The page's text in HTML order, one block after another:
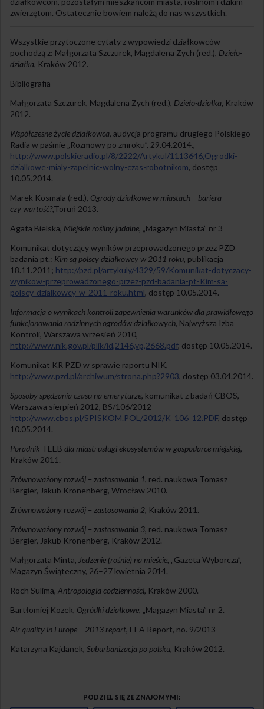
zwierzętom. Ostatecznie bowiem należą do nas wszystkich.
Wszystkie przytoczone cytaty z wypowiedzi działkowców
pochodzą z: Małgorzata Szczurek, Magdalena Zych (red.), Dzieło-
działka, Kraków 2012.
Bibliografia
Małgorzata Szczurek, Magdalena Zych (red.), Dzieło-działka, Kraków
2012.
Współczesne życie działkowca, audycja programu drugiego Polskiego
Radia w paśmie „Rozmowy po zmroku”, 29.04.2014.,
http://www.polskieradio.pl/8/2222/Artykul/1113646,Ogrodki-
dzialkowe-mialy-zapelnic-wolny-czas-robotnikom, dostęp
10.05.2014.
Marek Kosmala (red.), Ogrody działkowe w miastach – bariera
czy wartość?,Toruń 2013.
Agata Bielska, Miejskie rośliny jadalne, „Magazyn Miasta” nr 3
Komunikat dotyczący wyników przeprowadzonego przez PZD
badania pt.: Kim są polscy działkowcy w 2011 roku, publikacja
18.11.2011; http://pzd.pl/artykuly/4329/59/Komunikat-dotyczacy-
wynikow-przeprowadzonego-przez-pzd-badania-pt-Kim-sa-
polscy-dzialkowcy-w-2011-roku.html, dostęp 10.05.2014.
Informacja o wynikach kontroli zapewnienia warunków dla prawidłowego
funkcjonowania rodzinnych ogrodów działkowych, Najwyższa Izba
Kontroli, Warszawa wrzesień 2010,
http://www.nik.gov.pl/plik/id,2146,vp,2668.pdf, dostęp 10.05.2014.
Komunikat KR PZD w sprawie raportu NIK,
http://www.pzd.pl/archiwum/strona.php?2903, dostęp 03.04.2014.
Sposoby spędzania czasu na emeryturze, komunikat z badań CBOS,
Warszawa sierpień 2012, BS/106/2012
http://www.cbos.pl/SPISKOM.POL/2012/K_106_12.PDF, dostęp
10.05.2014.
Poradnik TEEB dla miast: usługi ekosystemów w gospodarce miejskiej,
Kraków 2011.
Zrównoważony rozwój – zastosowania 1, red. naukowa Tomasz
Bergier, Jakub Kronenberg, Wrocław 2010.
Zrównoważony rozwój – zastosowania 2, Kraków 2011.
Zrównoważony rozwój – zastosowania 3, red. naukowa Tomasz
Bergier, Jakub Kronenberg, Kraków 2012.
Małgorzata Minta, Jedzenie (rośnie) na mieście, „Gazeta Wyborcza”,
Magazyn Świąteczny, 26–27 kwietnia 2014.
Roch Sulima, Antropologia codzienności, Kraków 2000.
Bartłomiej Kozek, Ogródki działkowe, „Magazyn Miasta” nr 2.
Air quality in Europe – 2013 report, EEA Report, no. 9/2013
Katarzyna Kajdanek, Suburbanizacja po polsku, Kraków 2012.
PODZIEL SIĘ ZE ZNAJOMYMI